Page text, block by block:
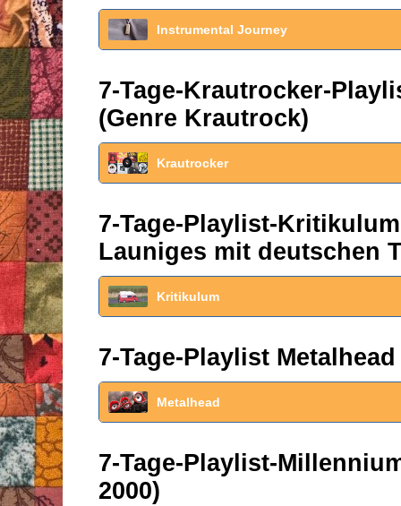
Instrumental Journey
7-Tage-Krautrocker-
(Genre Krautrock)
Krautrocker
7-Tage-Playlist-
Launiges mit deutschen
Kritikulum
7-Tage-Playlist
Metalhead
7-Tage-Playlist-
2000)